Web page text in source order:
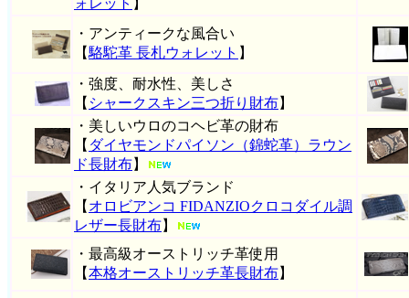
ォレット 】
・アンティークな風合い
【駱駝革 長札ウォレット 】
・強度、耐水性、美しさ
【 シャークスキン三つ折り財布】
・美しいウロのコヘビ革の財布
【 ダイヤモンドパイソン（錦蛇革）ラウン
ド長財布】
・イタリア人気ブランド
【 オロビアンコ FIDANZIOクロコダイル調
レザー長財布】
・最高級オーストリッチ革使用
【本格オーストリッチ革長財布】